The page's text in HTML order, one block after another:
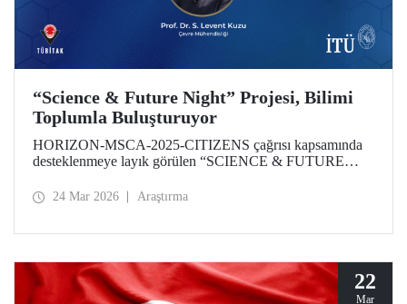
“Science & Future Night” Projesi, Bilimi
Toplumla Buluşturuyor
HORIZON-MSCA-2025-CITIZENS çağrısı kapsamında
desteklenmeye layık görülen “SCIENCE & FUTURE
akademisyenimiz Prof. Dr. Levent Kuzu yürütücülüğünde
ve araştırma kültürünün şehir yaşamı ile entegrasyonunu
hedefliyor.
24 Mar 2026 Araştırma
22
Mar